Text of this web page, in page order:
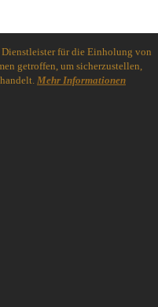
für die Einholung von
getroffen, um sicherzustellen,
Mehr Informationen